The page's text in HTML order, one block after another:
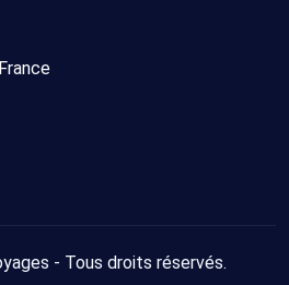
- Tous droits réservés.